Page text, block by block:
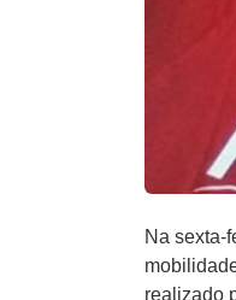
Na sexta-
realizado